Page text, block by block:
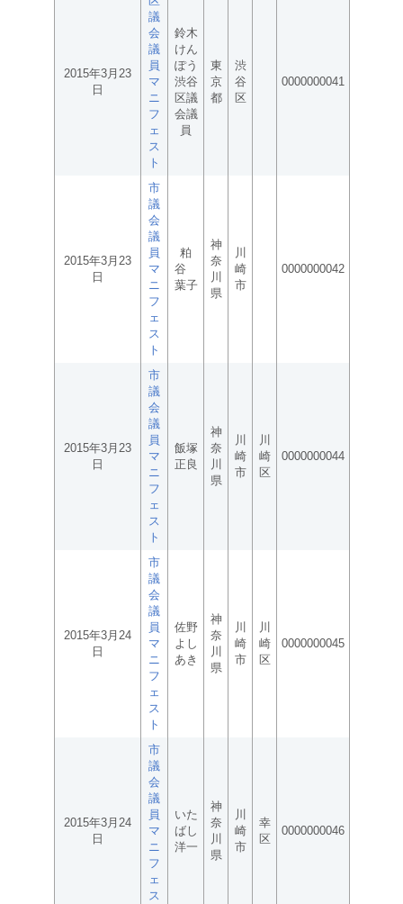
2015年3月23
日
議
会
議
員
マ
ニ
フ
ェ
ス
ト
鈴木
けん
ぽう
渋谷
区議
会議
員
東
京
都
渋
谷
区
0000000041
2015年3月23
日
市
議
会
議
員
マ
ニ
フ
ェ
ス
ト
粕
谷
葉子
神
奈
川
県
川
崎
市
0000000042
2015年3月23
日
市
議
会
議
員
マ
ニ
フ
ェ
ス
ト
飯塚
正良
神
奈
川
県
川
崎
市
川
崎
区
0000000044
2015年3月24
日
市
議
会
議
員
マ
ニ
フ
ェ
ス
ト
佐野
よし
あき
神
奈
川
県
川
崎
市
川
崎
区
0000000045
2015年3月24
日
市
議
会
議
員
マ
ニ
フ
ェ
ス
いた
ばし
洋一
神
奈
川
県
川
崎
市
幸
区
0000000046